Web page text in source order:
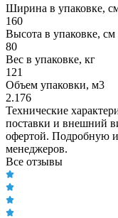
Ширина в упаковке,
160
Высота в упаковке, см
80
Вес в упаковке, кг
121
Объем упаковки, м3
2.176
Технические
поставки и внешний
офертой. Подробную
менеджеров.
Все отзывы